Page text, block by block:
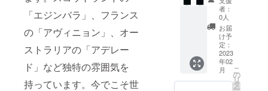
「エジンバラ」、フランス
の「アヴィニョン」、オー
ストラリアの「アデレー
ド」など独特の雰囲気を
持っています。今でこそ世
準備し
ていま
す）そ
して
第三回
京都国
際舞踏
祭2022
のダイ
２枚、
座席指
定可、
（メー
ルにて
予約受
付済み
を通知
いたし
者：
0人
お届
け予
定：
2023
年02
月
こ
の
リ
タ